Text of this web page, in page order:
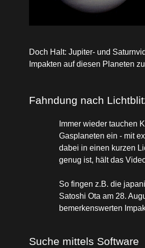
Doch Halt: Jupiter- und
Impakten auf diesen Planeten
Fahndung nach
Immer wieder tauchen
Gasplaneten ein - mit
dabei in einen kurzen
genug ist, hält das
So fingen z.B. die
Satoshi Ota am 28.
bemerkenswerten
Suche mittels Software